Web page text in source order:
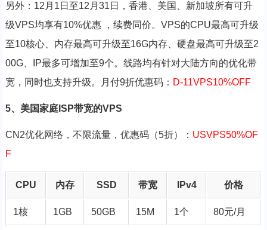
另外： 12月 1日至12月 31日，香港、美国、新加坡所有可升
级VPS均享有10%优惠，续费同价。 VPS的CPU最高可升级
至10核心、内存最高可升级至16G内存、硬盘最高可升级至2
00G、
IP最多可增加至9个。线路均有针对大陆方向的优化带
宽，同时也支持升级。月付9折优惠码： D-11VPS10%OFF
5、美国家庭ISP带宽的VPS
CN2优化网络，不限流量，优惠码（5折）： USVPS50%OF
F
CPU 内存 SSD 带宽 IPv4 价格
1核 1GB 50GB 15M 1个 80元/月